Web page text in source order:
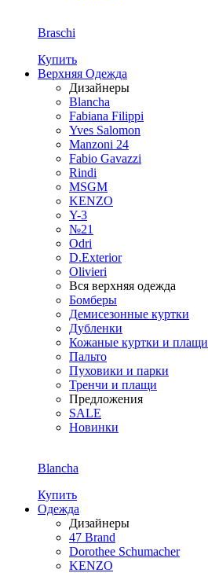
Braschi
Купить
Верхняя Одежда
Дизайнеры
Blancha
Fabiana Filippi
Yves Salomon
Manzoni 24
Fabio Gavazzi
Rindi
MSGM
KENZO
Y-3
№21
Odri
D.Exterior
Olivieri
Вся верхняя одежда
Бомберы
Демисезонные куртки
Дубленки
Кожаные куртки и плащи
Пальто
Пуховики и парки
Тренчи и плащи
Предложения
SALE
Новинки
Blancha
Купить
Одежда
Дизайнеры
47 Brand
Dorothee Schumacher
KENZO